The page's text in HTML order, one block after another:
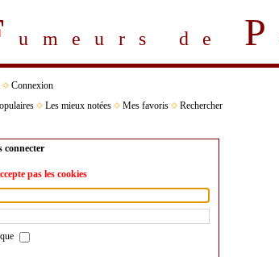
umeurs de P
Connexion
Les mieux notées Mes favoris Rechercher
connecter
pas les cookies